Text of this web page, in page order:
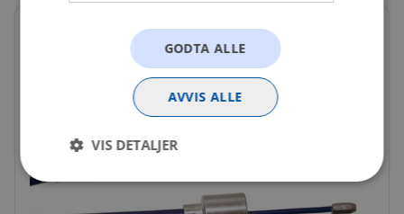
GODTA ALLE
AVVIS ALLE
VIS DETALJER